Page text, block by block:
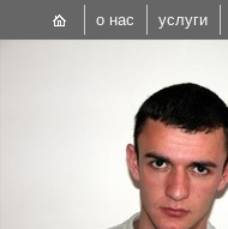
о нас услуги